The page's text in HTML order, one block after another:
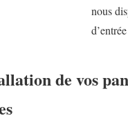
nous
de vos